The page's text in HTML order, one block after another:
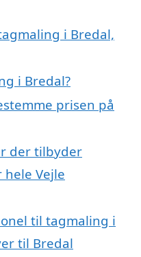
i Bredal,
i Bredal?
prisen på
der tilbyder
Vejle
til tagmaling i
til Bredal